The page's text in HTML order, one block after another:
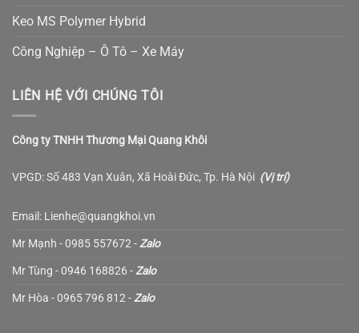
Keo MS Polymer Hybrid
Công Nghiệp – Ô Tô – Xe Máy
LIÊN HỆ VỚI CHÚNG TÔI
Công ty TNHH Thương Mại Quang Khôi
VPGD: Số 483 Vạn Xuân, Xã Hoài Đức, Tp. Hà Nội (Vị trí)
Email: Lienhe@quangkhoi.vn
Mr Mạnh - 0985 557672 - Zalo
Mr Tùng - 0946 168826 - Zalo
Mr Hòa - 0965 796 812 - Zalo